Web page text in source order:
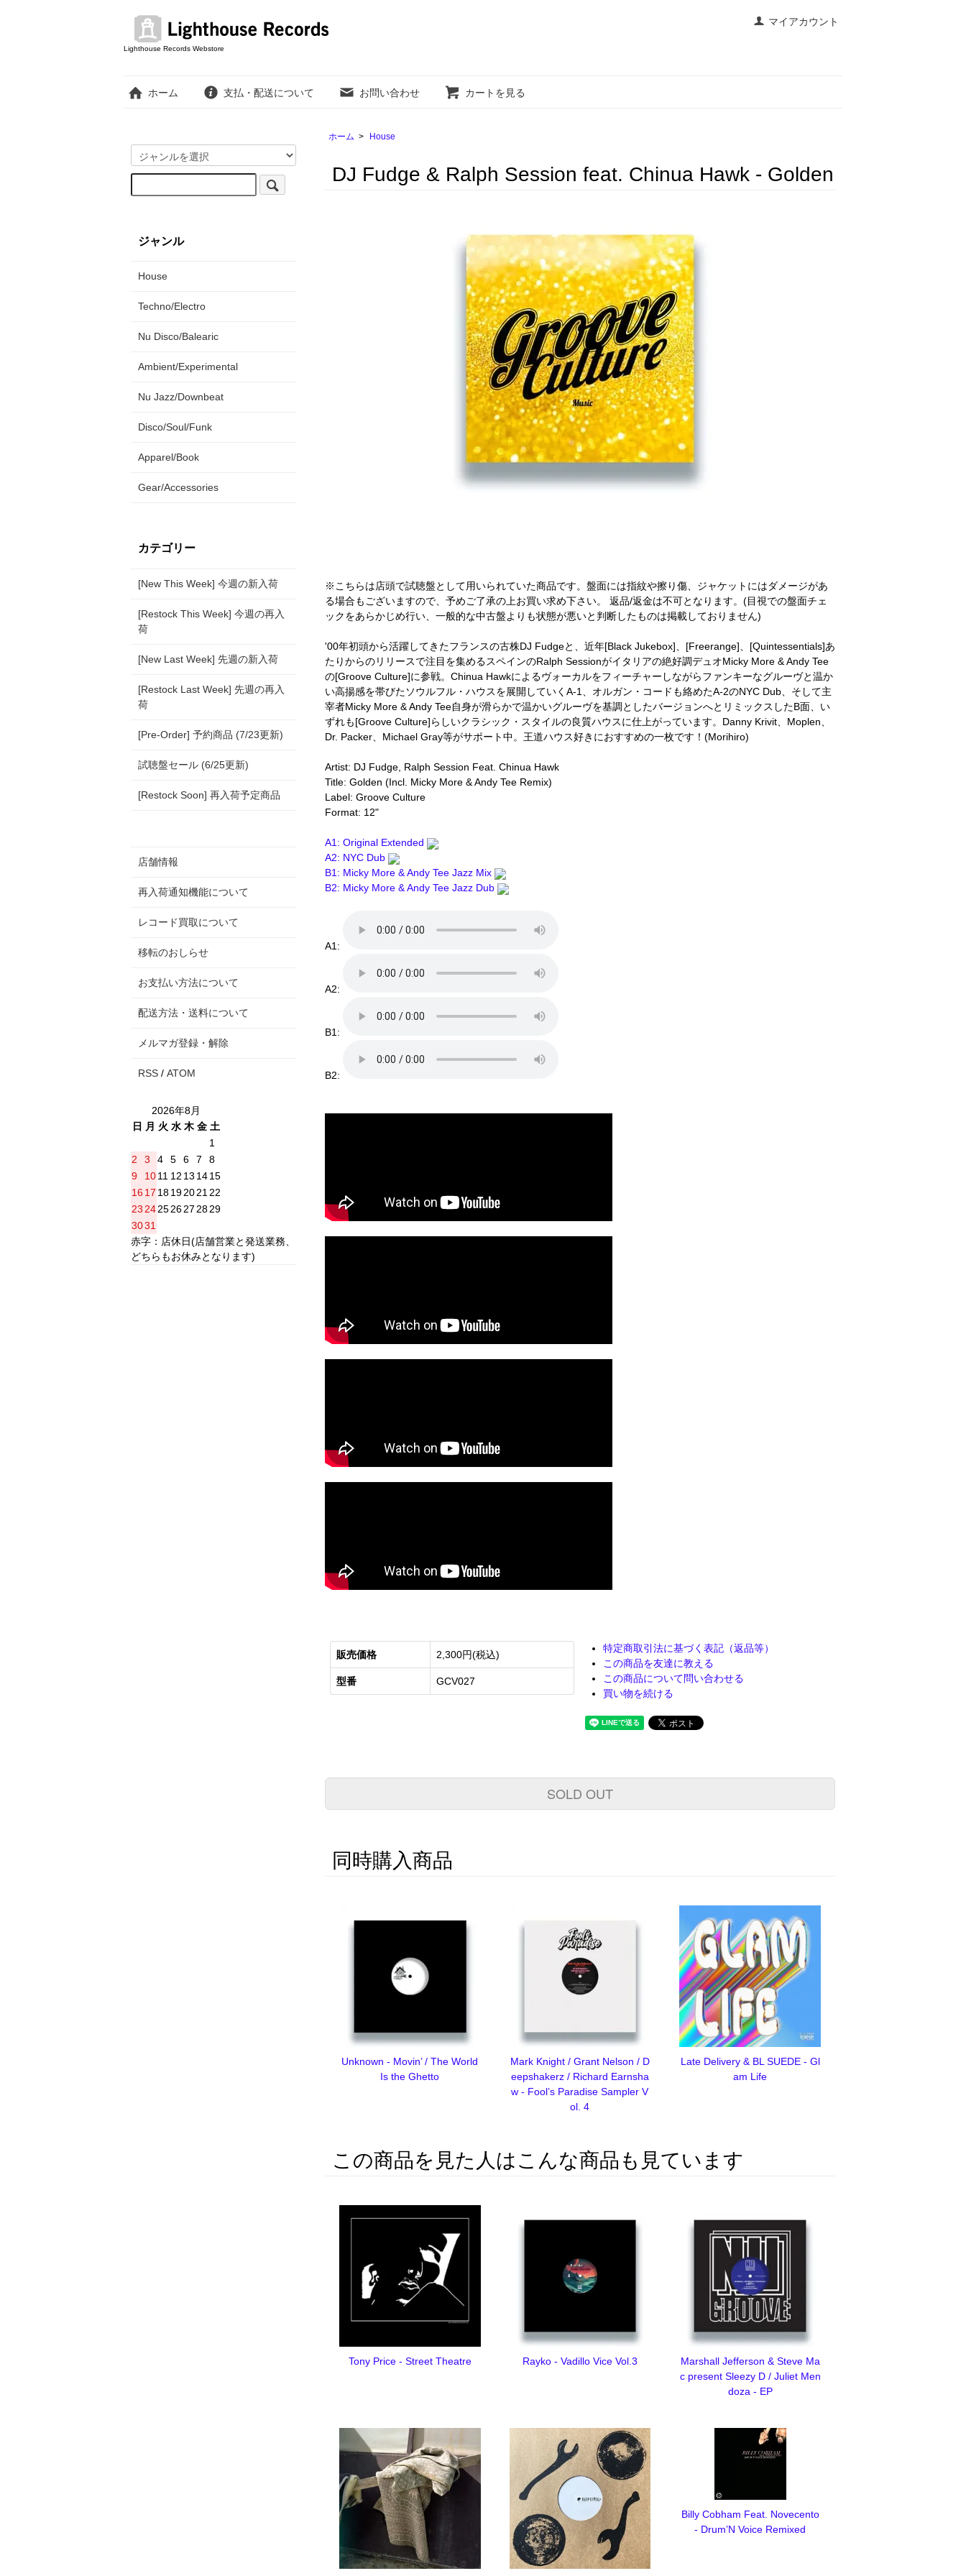
マイアカウント
Lighthouse Records Webstore
ホーム 支払・配送について お問い合わせ カートを見る
ホーム > House
DJ Fudge & Ralph Session feat. Chinua Hawk - Golden
※こちらは店頭で試聴盤として用いられていた商品です。盤面には指紋や擦り傷、ジャケットにはダメージがあ
る場合もございますので、予めご了承の上お買い求め下さい。 返品/返金は不可となります。(目視での盤面チェ
ックをあらかじめ行い、一般的な中古盤よりも状態が悪いと判断したものは掲載しておりません)
'00年初頭から活躍してきたフランスの古株DJ Fudgeと、近年[Black Jukebox]、[Freerange]、[Quintessentials]あ
たりからのリリースで注目を集めるスペインのRalph Sessionがイタリアの絶好調デュオMicky More & Andy Tee
の[Groove Culture]に参戦。Chinua Hawkによるヴォーカルをフィーチャーしながらファンキーなグルーヴと温か
い高揚感を帯びたソウルフル・ハウスを展開していくA-1、オルガン・コードも絡めたA-2のNYC Dub、そして主
宰者Micky More & Andy Tee自身が滑らかで温かいグルーヴを基調としたバージョンへとリミックスしたB面、い
ずれも[Groove Culture]らしいクラシック・スタイルの良質ハウスに仕上がっています。Danny Krivit、Moplen、
Dr. Packer、Michael Gray等がサポート中。王道ハウス好きにおすすめの一枚です！(Morihiro)
Artist: DJ Fudge, Ralph Session Feat. Chinua Hawk
Title: Golden (Incl. Micky More & Andy Tee Remix)
Label: Groove Culture
Format: 12"
A1: Original Extended
A2: NYC Dub
B1: Micky More & Andy Tee Jazz Mix
B2: Micky More & Andy Tee Jazz Dub
A1:
A2:
B1:
B2:
販売価格 2,300円(税込)
型番 GCV027
特定商取引法に基づく表記（返品等）
この商品を友達に教える
この商品について問い合わせる
買い物を続ける
SOLD OUT
同時購入商品
Unknown - Movin’ / The World
Is the Ghetto
Mark Knight / Grant Nelson / D
eepshakerz / Richard Earnsha
w - Fool’s Paradise Sampler V
ol. 4
Late Delivery & BL SUEDE - Gl
am Life
この商品を見た人はこんな商品も見ています
Tony Price - Street Theatre Rayko - Vadillo Vice Vol.3
Marshall Jefferson & Steve Ma
c present Sleezy D / Juliet Men
doza - EP
Billy Cobham Feat. Novecento
- Drum’N Voice Remixed
ジャンル
House
Techno/Electro
Nu Disco/Balearic
Ambient/Experimental
Nu Jazz/Downbeat
Disco/Soul/Funk
Apparel/Book
Gear/Accessories
カテゴリー
[New This Week] 今週の新入荷
[Restock This Week] 今週の再入
荷
[New Last Week] 先週の新入荷
[Restock Last Week] 先週の再入
荷
[Pre-Order] 予約商品 (7/23更新)
試聴盤セール (6/25更新)
[Restock Soon] 再入荷予定商品
店舗情報
再入荷通知機能について
レコード買取について
移転のおしらせ
お支払い方法について
配送方法・送料について
メルマガ登録・解除
RSS / ATOM
2026年8月
日
月 火 水 木 金 土
1
2
3 4 5 6 7
8
9
1011 12 13 1415
16 17 18192021 22
23 24252627 2829
3031
赤字：店休日(店舗営業と発送業務、
どちらもお休みとなります)